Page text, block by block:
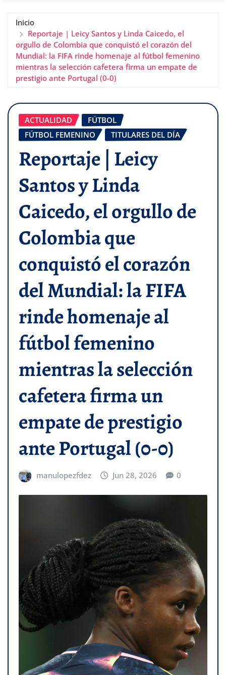
Inicio
Reportaje | Leicy Santos y Linda Caicedo, el
orgullo de Colombia que conquistó el corazón del
Mundial: la FIFA rinde homenaje al fútbol femenino
mientras la selección cafetera firma un empate de
prestigio ante Portugal (0-0)
ACTUALIDAD
FÚTBOL
FÚTBOL FEMENINO
TITULARES DEL DÍA
Reportaje | Leicy
Santos y Linda
Caicedo, el orgullo de
Colombia que
conquistó el corazón
del Mundial: la FIFA
rinde homenaje al
fútbol femenino
mientras la selección
cafetera firma un
empate de prestigio
ante Portugal (0-0)
manulopezfdez Jun 28, 2026 0